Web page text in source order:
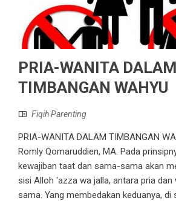
PRIA-WANITA DALAM
TIMBANGAN WAHYU
Fiqih Parenting
PRIA-WANITA DALAM TIMBANGAN
Romly Qomaruddien, MA. Pada
kewajiban taat dan sama-sama akan
sisi Alloh 'azza wa jalla, antara pria dan
sama. Yang membedakan keduanya, di